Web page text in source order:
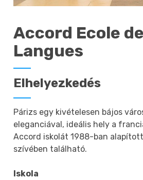
Accord Ecole de
Langues
Elhelyezkedés
Párizs egy kivételesen bájos
eleganciával, ideális hely a
Accord iskolát 1988-ban
szívében található.
Iskola